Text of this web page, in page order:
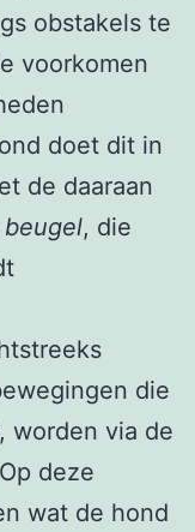
obstakels te
voorkomen
doet dit in
de daaraan
beugel, die
die
worden via de
deze
wat de hond